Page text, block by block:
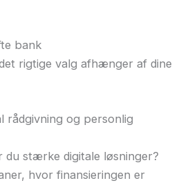
bank
rigtige valg afhænger af dine
rådgivning og personlig
du stærke digitale løsninger?
hvor finansieringen er